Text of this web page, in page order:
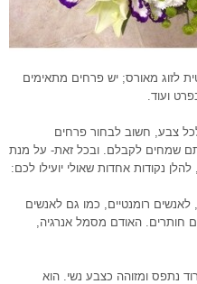
לזוג מאורס; יש פרחים מתאימים
ועוד.
צבע, חשוב לבחור פרחים
שמחים לקבלם. ובכל זאת- על מנת
נקודות אחדות שאולי יועילו לכם:
רומנטיים, כמו גם לאנשים
חותרים. האודם מסמל אנרגיה,
נתפס ומזוהה כצבע נשי. הוא